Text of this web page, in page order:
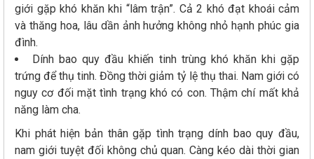
giới gặp khó khăn khi “lâm trận”. Cả 2 khó đạt khoái cảm
và thăng hoa, lâu dần ảnh hưởng không nhỏ hạnh phúc gia
đình.
Dính bao quy đầu khiến tinh trùng khó khăn khi gặp
trứng để thụ tinh. Đồng thời giảm tỷ lệ thụ thai. Nam giới có
nguy cơ đối mặt tình trạng khó có con. Thậm chí mất khả
năng làm cha.
Khi phát hiện bản thân gặp tình trạng dính bao quy đầu,
nam giới tuyệt đối không chủ quan. Càng kéo dài thời gian